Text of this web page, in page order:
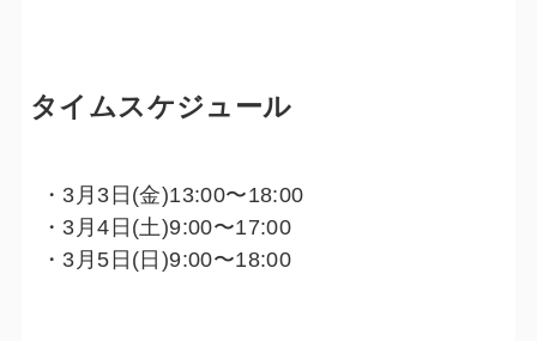
タイムスケジュール
・3月3日(金)13:00〜18:00
・3月4日(土)9:00〜17:00
・3月5日(日)9:00〜18:00